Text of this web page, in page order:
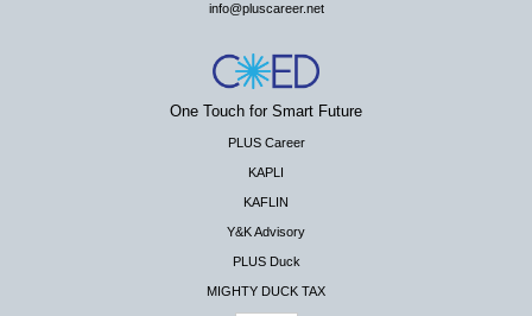
info@pluscareer.net
One Touch for Smart Future
PLUS Career
KAPLI
KAFLIN
Y&K Advisory
PLUS Duck
MIGHTY DUCK TAX